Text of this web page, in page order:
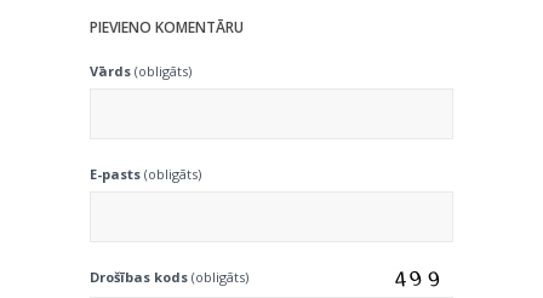
PIEVIENO KOMENTĀRU
Vārds (obligāts)
E-pasts (obligāts)
Drošības kods (obligāts)